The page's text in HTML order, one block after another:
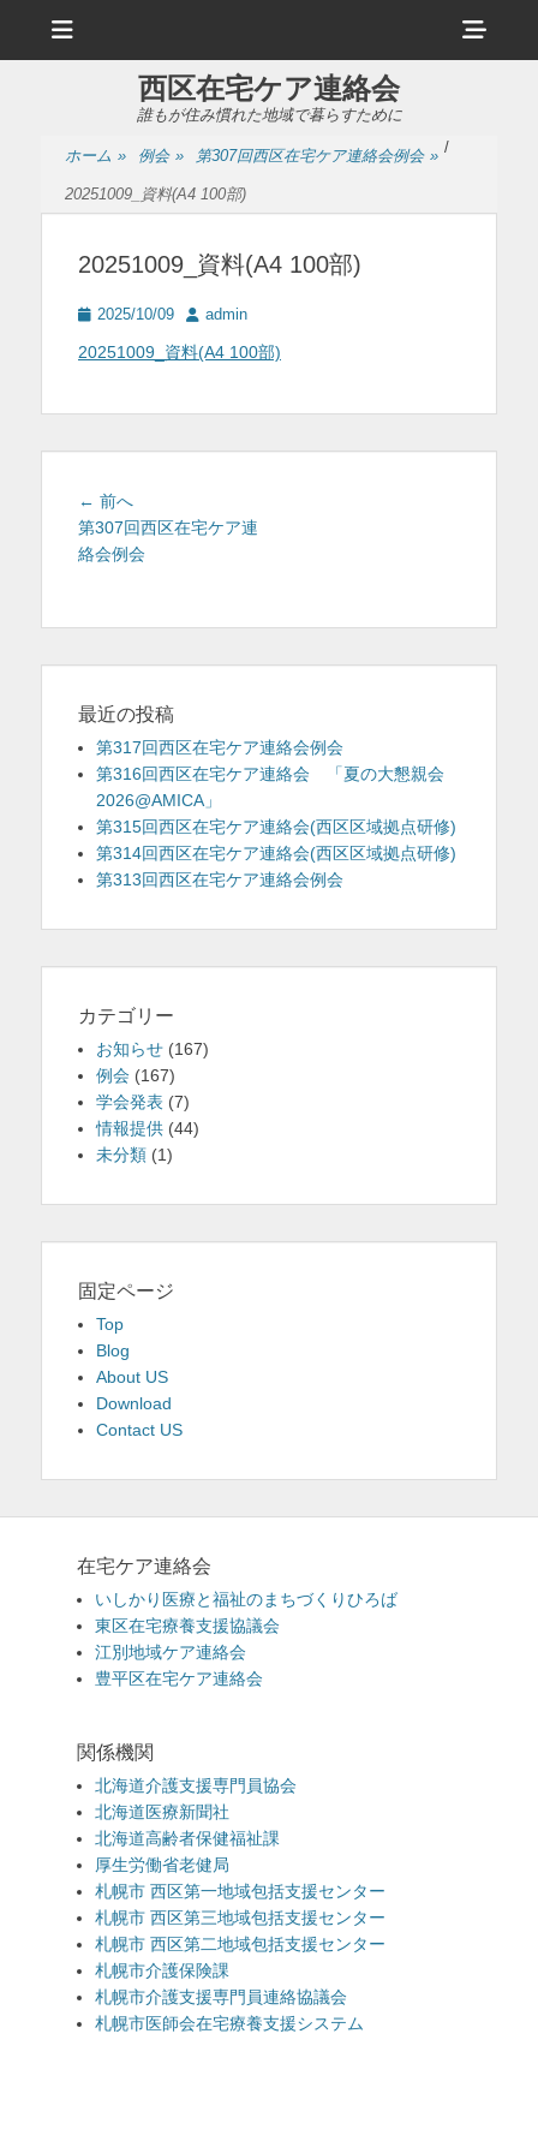
ュ
ヘ
ッ
イ
ン
テ
西区在宅ケア連絡会
誰もが住み慣れた地域で暮らすために
ホーム » 例会 » /
第307回西区在宅ケア連絡会例会 »
20251009_資料(A4 100部)
20251009_資料(A4 100部)
投
日
2025/10/09
投
者
admin
20251009_資料(A4 100部)
投
稿
ナ
シ
ョ
ン
← 前へ
の
投
第307回西区在宅ケア連
絡会例会
最近の投稿
第317回西区在宅ケア連絡会例会
第316回西区在宅ケア連絡会 「夏の大懇親会
2026@AMICA」
第315回西区在宅ケア連絡会(西区区域拠点研修)
第314回西区在宅ケア連絡会(西区区域拠点研修)
第313回西区在宅ケア連絡会例会
カテゴリー
お知らせ (167)
例会 (167)
学会発表 (7)
情報提供 (44)
未分類 (1)
固定ページ
Top
Blog
About US
Download
Contact US
在宅ケア連絡会
いしかり医療と福祉のまちづくりひろば
東区在宅療養支援協議会
江別地域ケア連絡会
豊平区在宅ケア連絡会
関係機関
北海道介護支援専門員協会
北海道医療新聞社
北海道高齢者保健福祉課
厚生労働省老健局
札幌市 西区第一地域包括支援センター
札幌市 西区第三地域包括支援センター
札幌市 西区第二地域包括支援センター
札幌市介護保険課
札幌市介護支援専門員連絡協議会
札幌市医師会在宅療養支援システム